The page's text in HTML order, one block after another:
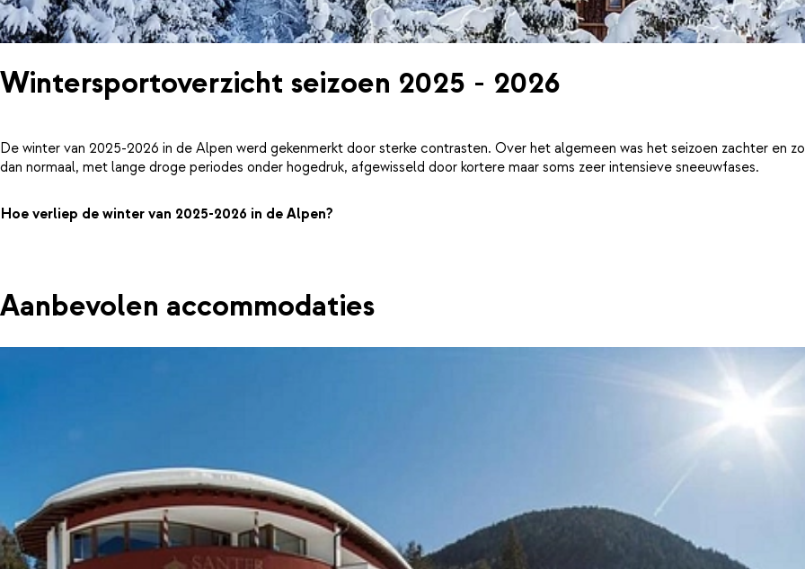
Wintersportoverzicht seizoen 2025 - 2026
De winter van 2025-2026 in de Alpen werd gekenmerkt door sterke contrasten. Over het algemeen was het seizoen zachter en
dan normaal, met lange droge periodes onder hogedruk, afgewisseld door kortere maar soms zeer intensieve sneeuwfases.
Hoe verliep de winter van 2025-2026 in de Alpen?
Aanbevolen accommodaties